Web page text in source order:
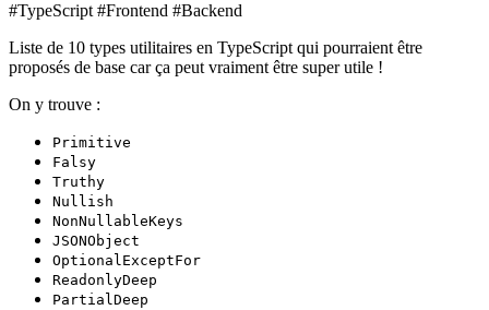
#TypeScript #Frontend #Backend
Liste de 10 types utilitaires en TypeScript qui pourraient être
proposés de base car ça peut vraiment être super utile !
On y trouve :
Primitive
Falsy
Truthy
Nullish
NonNullableKeys
JSONObject
OptionalExceptFor
ReadonlyDeep
PartialDeep